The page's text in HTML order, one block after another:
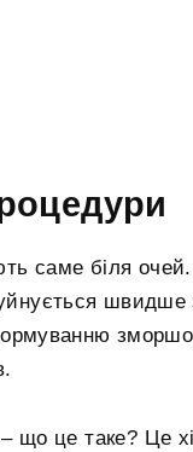
саме біля
що це таке? Це